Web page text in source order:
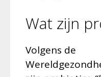
Wat zijn
Volgens de